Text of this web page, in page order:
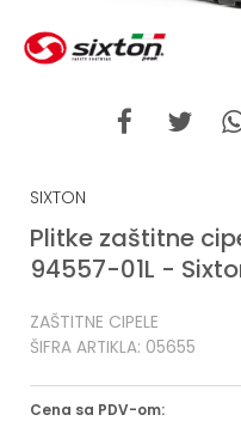
SIXTON
Plitke zaštitne
94557-01L -
ZAŠTITNE CIPELE
ŠIFRA ARTIKLA: 05655
Cena sa PDV-om: